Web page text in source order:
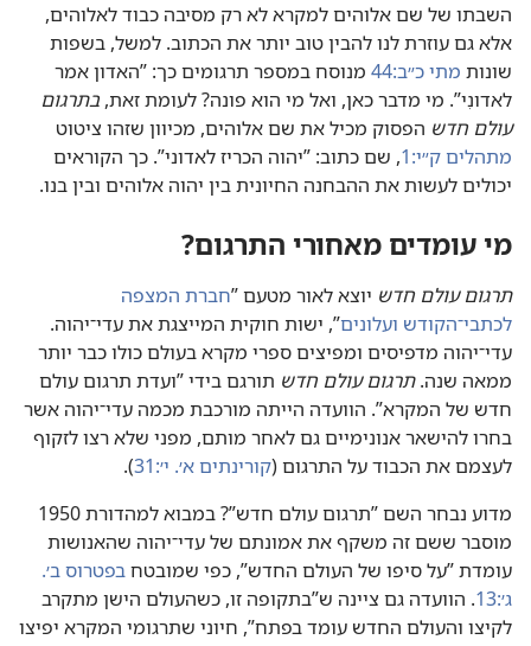
השבתו של שם אלוהים למקרא לא רק מסיבה כבוד לאלוהים,‏
אלא גם עוזרת לנו להבין טוב יותר את הכתוב.‏ למשל,‏ בשפות
שונות מתי כ״ב:‏44
מנוסח במספר תרגומים כך:‏ ”‏האדון אמר
לאדונִי”‏.‏ מי מדבר כאן,‏ ואל מי הוא פונה?‏ לעומת זאת,‏ בתרגום
עולם חדש הפסוק מכיל את שם אלוהים,‏ מכיוון שזהו ציטוט
מתהלים ק״י:‏1 ‏,‏ שם כתוב:‏ ”‏יהוה הכריז לאדוני”‏.‏ כך הקוראים
יכולים לעשות את ההבחנה החיונית בין יהוה אלוהים ובין בנו.‏
מי עומדים מאחורי התרגום?‏
תרגום עולם חדש יוצא לאור מטעם ”‏חברת המצפה
לכתבי־הקודש ועלונים‏”‏,‏ ישות חוקית המייצגת את עדי־יהוה.‏
עדי־יהוה מדפיסים ומפיצים ספרי מקרא בעולם כולו כבר יותר
ממאה שנה.‏תרגום עולם חדש תורגם בידי ”‏ועדת תרגום עולם
חדש של המקרא”‏.‏ הוועדה הייתה מורכבת מכמה עדי־יהוה אשר
בחרו להישאר אנונימיים גם לאחר מותם,‏ מפני שלא רצו לזקוף
לעצמם את הכבוד על התרגום (‏קורינתים א׳.‏ י׳:‏31
‏)‏.‏
מדוע נבחר השם ”‏תרגום עולם חדש”‏?‏ במבוא למהדורת 1950
מוסבר ששם זה משקף את אמונתם של עדי־יהוה שהאנושות
עומדת ”‏על סיפו של העולם החדש”‏,‏ כפי שמובטחבפטרוס ב׳.‏
ג׳:‏13
‏.‏ הוועדה גם ציינה ש”‏בתקופה זו,‏ כשהעולם הישן מתקרב
לקיצו והעולם החדש עומד בפתח”‏,‏ חיוני שתרגומי המקרא יפיצו